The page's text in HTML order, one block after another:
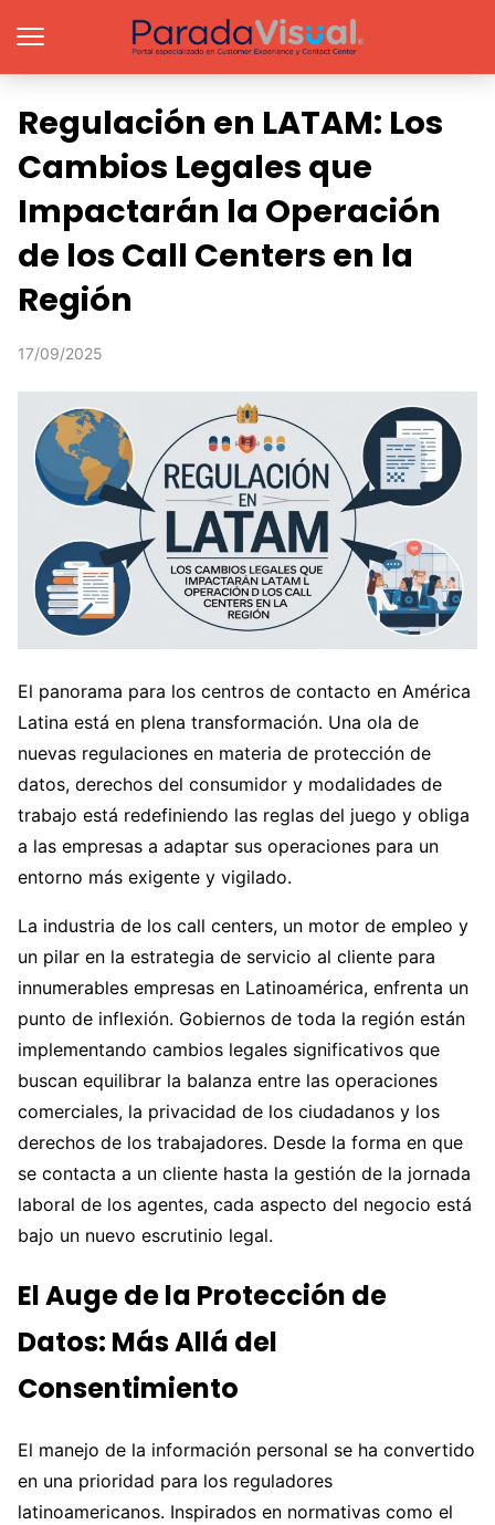
Regulación en LATAM: Los
Cambios Legales que
Impactarán la Operación
de los Call Centers en la
Región
17/09/2025
El panorama para los centros de contacto en América
Latina está en plena transformación. Una ola de
nuevas regulaciones en materia de protección de
datos, derechos del consumidor y modalidades de
trabajo está redefiniendo las reglas del juego y obliga
a las empresas a adaptar sus operaciones para un
entorno más exigente y vigilado.
La industria de los call centers, un motor de empleo y
un pilar en la estrategia de servicio al cliente para
innumerables empresas en Latinoamérica, enfrenta un
punto de inflexión. Gobiernos de toda la región están
implementando cambios legales significativos que
buscan equilibrar la balanza entre las operaciones
comerciales, la privacidad de los ciudadanos y los
derechos de los trabajadores. Desde la forma en que
se contacta a un cliente hasta la gestión de la jornada
laboral de los agentes, cada aspecto del negocio está
bajo un nuevo escrutinio legal.
El Auge de la Protección de
Datos: Más Allá del
Consentimiento
El manejo de la información personal se ha convertido
en una prioridad para los reguladores
latinoamericanos. Inspirados en normativas como el